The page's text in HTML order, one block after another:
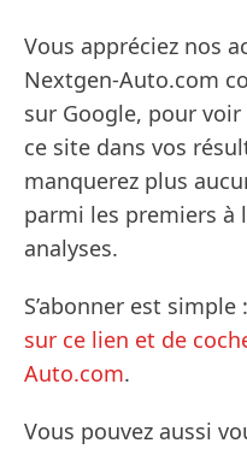
Vous appréciez nos
Nextgen-Auto.com
sur Google, pour
ce site dans vos
manquerez plus
parmi les premiers à
analyses.
S’abonner est
sur ce lien et de
Auto.com.
Vous pouvez aussi